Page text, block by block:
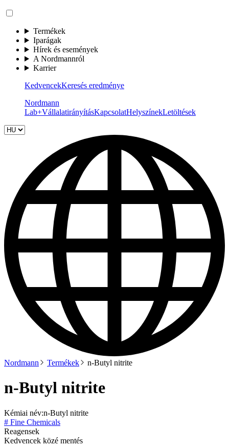
Termékek
Iparágak
Hírek és események
A Nordmannról
Karrier
KedvencekKeresés eredménye
Nordmann
Lab+VállalatirányításKapcsolatHelyszínekLetöltések
Nordmann Termékek n-Butyl nitrite
n-Butyl nitrite
Kémiai név:n-Butyl nitrite
# Fine Chemicals
Reagensek
Kedvencek közé mentés